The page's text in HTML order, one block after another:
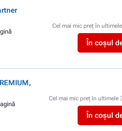
Cel mai mic preț în
În coșul
Cel mai mic preț în ultimele
În coșul